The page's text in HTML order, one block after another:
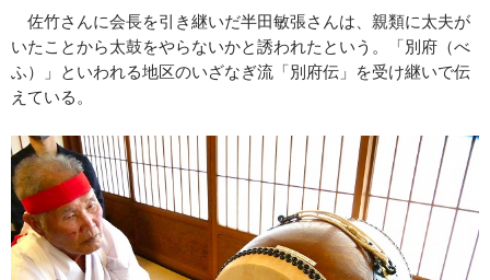
佐竹さんに会長を引き継いだ半田敏張さんは、親類に太夫が
いたことから太鼓をやらないかと誘われたという。「別府（べ
ふ）」といわれる地区のいざなぎ流「別府伝」を受け継いで伝
えている。